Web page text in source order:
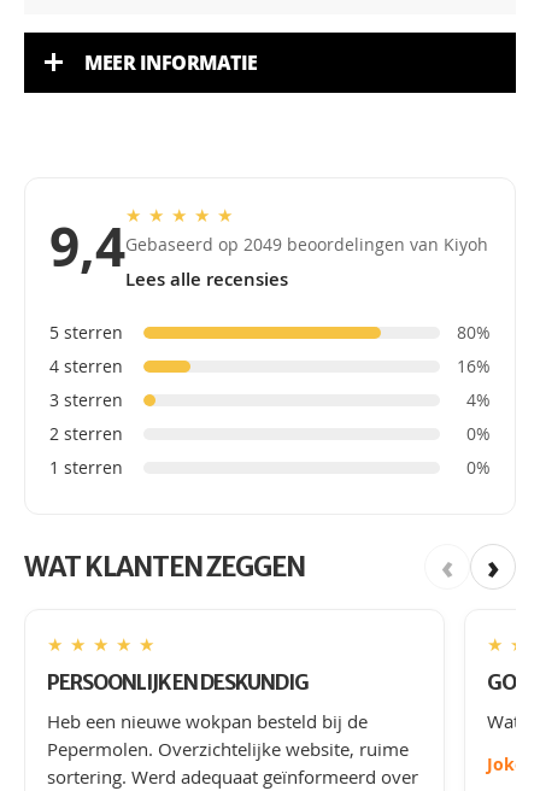
MEER INFORMATIE
9,4★ ★ ★ ★ ★
Gebaseerd op 2049 beoordelingen van Kiyoh
Lees alle recensies
5 sterren
80%
4 sterren
16%
3 sterren
4%
2 sterren
0%
1 sterren
0%
WAT KLANTEN ZEGGEN ‹ ›
★ ★ ★ ★ ★
PERSOONLIJK EN DESKUNDIG
Heb een nieuwe wokpan besteld bij de
Pepermolen. Overzichtelijke website, ruime
sortering. Werd adequaat geïnformeerd over
★ ★
Wat
Joke